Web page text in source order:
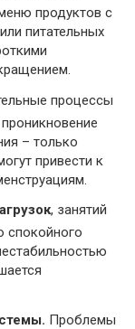
продуктов с
питательных
процессы
– только
привести к
, занятий
спокойного
Проблемы